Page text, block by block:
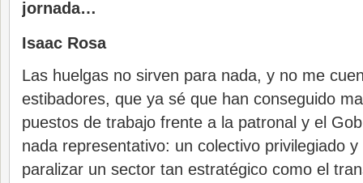
jornada…
Isaac Rosa
Las huelgas no sirven para nada, y no me
estibadores, que ya sé que han conseguido
puestos de trabajo frente a la patronal y el
nada representativo: un colectivo privilegiado
paralizar un sector tan estratégico como el